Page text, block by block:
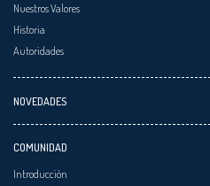
Nuestros Valores
Historia
Autoridades
NOVEDADES
COMUNIDAD
Introducción